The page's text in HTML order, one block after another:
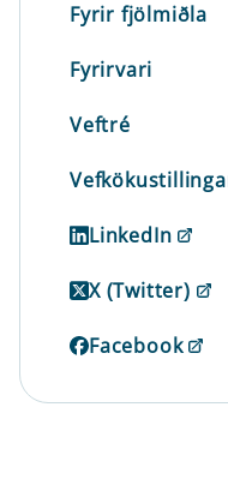
Fyrir fjölmiðla
Fyrirvari
Veftré
LinkedIn
X (Twitter)
Facebook